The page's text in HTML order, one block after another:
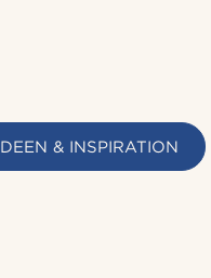
& INSPIRATION